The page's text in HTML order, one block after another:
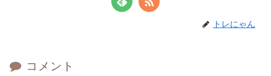
トレにゃん
コメント